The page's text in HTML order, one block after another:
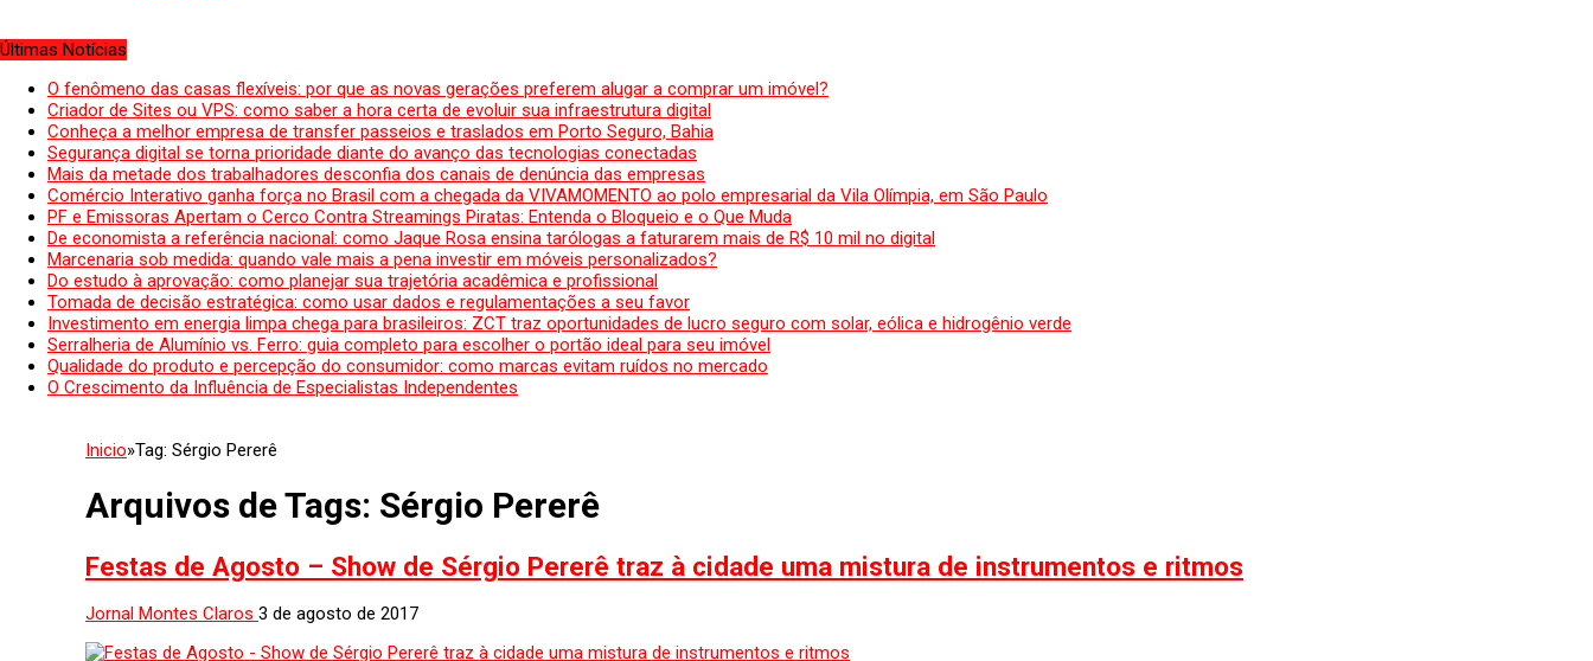
Últimas Notícias
O fenômeno das casas flexíveis: por que as novas gerações preferem alugar a comprar um imóvel?
Criador de Sites ou VPS: como saber a hora certa de evoluir sua infraestrutura digital
Conheça a melhor empresa de transfer passeios e traslados em Porto Seguro, Bahia
Segurança digital se torna prioridade diante do avanço das tecnologias conectadas
Mais da metade dos trabalhadores desconfia dos canais de denúncia das empresas
Comércio Interativo ganha força no Brasil com a chegada da VIVAMOMENTO ao polo empresarial da Vila Olímpia, em São Paulo
PF e Emissoras Apertam o Cerco Contra Streamings Piratas: Entenda o Bloqueio e o Que Muda
De economista a referência nacional: como Jaque Rosa ensina tarólogas a faturarem mais de R$ 10 mil no digital
Marcenaria sob medida: quando vale mais a pena investir em móveis personalizados?
Do estudo à aprovação: como planejar sua trajetória acadêmica e profissional
Tomada de decisão estratégica: como usar dados e regulamentações a seu favor
Investimento em energia limpa chega para brasileiros: ZCT traz oportunidades de lucro seguro com solar, eólica e hidrogênio verde
Serralheria de Alumínio vs. Ferro: guia completo para escolher o portão ideal para seu imóvel
Qualidade do produto e percepção do consumidor: como marcas evitam ruídos no mercado
O Crescimento da Influência de Especialistas Independentes
Inicio»Tag: Sérgio Pererê
Arquivos de Tags: Sérgio Pererê
Festas de Agosto – Show de Sérgio Pererê traz à cidade uma mistura de instrumentos e ritmos
Jornal Montes Claros 3 de agosto de 2017